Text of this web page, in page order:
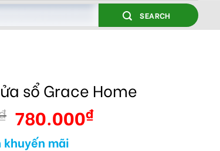
SEARCH
sổ Grace Home
780.000₫
mãi